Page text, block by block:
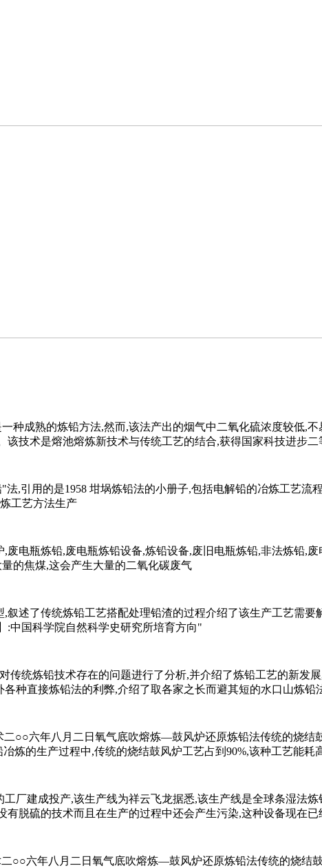
种成熟的炼铅方法,然而,该法产出的烟气中二氧化硫浓度较低,
技术是熔池熔炼新技术与传统工艺的结合,获得国家科技进步二
,引用的是1958 坩埚炼铅法的小册子,包括电解铅的冶炼工艺
工艺方法生产
,废电瓶炼铅,废电瓶炼铅设备,炼铅设备,废旧电瓶炼铅,非法炼
的焦煤,这会产生大量的二氧化碳废气
述了传统炼铅工艺搭配处理铅渣的过程介绍了该生产工艺需
:中国科学院自然科学史研究所培育方向"
传统炼铅技术存在的问题进行了分析,并介绍了炼铅工艺的新发
种直接炼铅法的利弊,介绍了取各家之长而避其短的水口山炼铅
○○六年八月二日氧气底吹熔炼—鼓风炉还原炼铅法传统的烧结
炼的生产过程中,传统的烧结鼓风炉工艺占到90%,该种工艺能耗
厂建成投产,该生产线为祥云飞龙据悉,该生产线是全球条湿法
脱硫的技术而且在生产的过程中还会产生污染,这种设备现在已
○○六年八月二日氧气底吹熔炼—鼓风炉还原炼铅法传统的烧结